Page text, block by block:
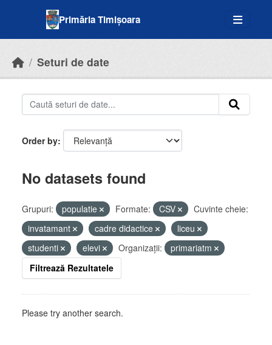
Primăria Timișoara
Seturi de date
Order by
No datasets found
Grupuri: populatie Formate: CSV
Cuvinte cheie:
invatamant
cadre didactice
liceu
studenti
elevi Organizații:
primariatm
Filtrează Rezultatele
Please try another search.